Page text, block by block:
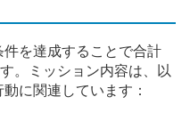
件を達成することで合計
。ミッション内容は、以
に関連しています：